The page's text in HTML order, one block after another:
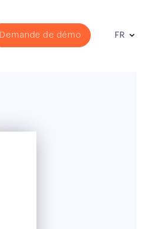
Demande de démo FR